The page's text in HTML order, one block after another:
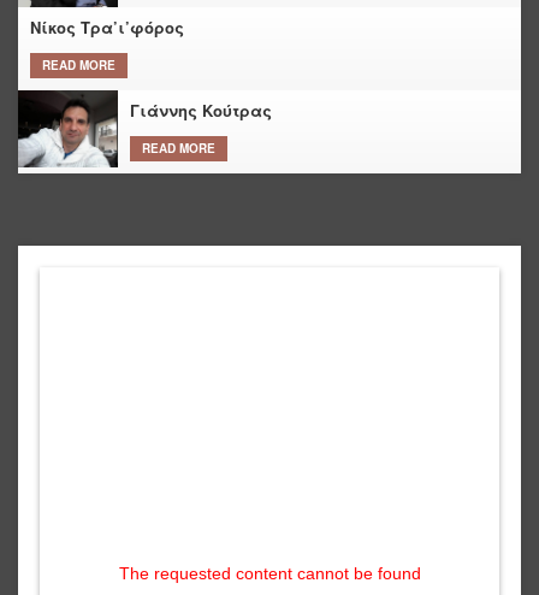
Νίκος Τρα’ι’φόρος
READ MORE
Γιάννης Κούτρας
READ MORE
The requested content cannot be found